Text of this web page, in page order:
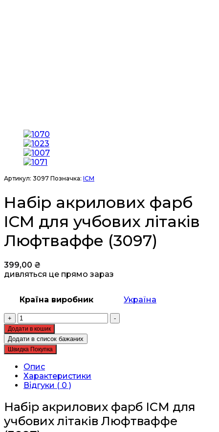
Артикул: 3097 Позначка: ICM
Набір акрилових фарб
ICM для учбових літаків
Люфтваффе (3097)
399,00 ₴
дивляться це прямо зараз
Країна виробник Україна
+
Набір
акрилових
фарб
ICM
для
учбових
літаків
Люфтваффе
(3097)
кількість
-
Додати в кошик
Додати в список бажаних
Швидка Покупка
Опис
Характеристики
Відгуки ( 0 )
Набір акрилових фарб ICM для
учбових літаків Люфтваффе